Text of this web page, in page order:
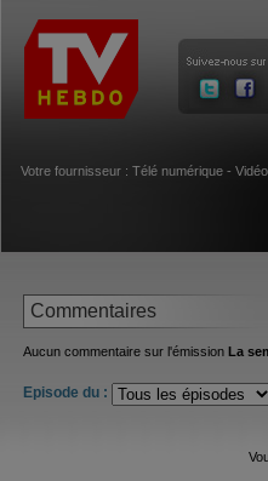
Votre fournisseur : Télé numérique -
Commentaires
Aucun commentaire sur l'émission La
Episode du :